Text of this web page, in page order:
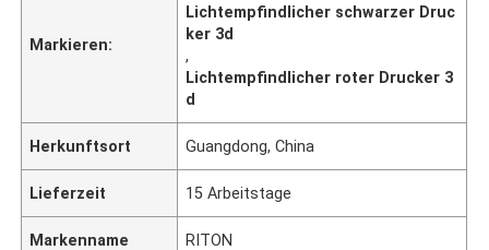
Markieren:
Lichtempfindlicher schwarzer Druc
ker 3d
,
Lichtempfindlicher roter Drucker 3
d
Herkunftsort Guangdong, China
Lieferzeit 15 Arbeitstage
Markenname RITON